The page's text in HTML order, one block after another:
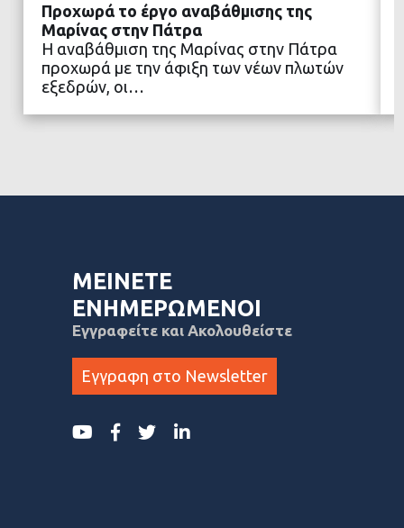
ΔΙΑΒΑΣΤΕ ΠΕΡΙΣΣΟΤΕΡΑ
Προχωρά το έργο αναβάθμισης της
Μαρίνας στην Πάτρα
Η αναβάθμιση της Μαρίνας στην Πάτρα
προχωρά με την άφιξη των νέων πλωτών
εξεδρών, οι…
ΜΕΙΝΕΤΕ
ΕΝΗΜΕΡΩΜΕΝΟΙ
Εγγραφείτε και Ακολουθείστε
Εγγραφη στο Newsletter